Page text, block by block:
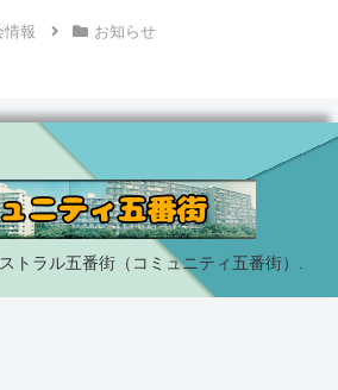
情報 お知らせ
トラル五番街（コミュニティ五番街）.